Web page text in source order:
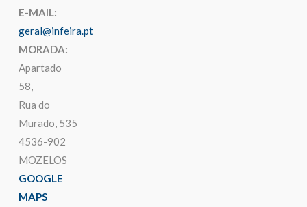
E-MAIL:
geral@infeira.pt
MORADA:
Apartado
58,
Rua do
Murado, 535
4536-902
MOZELOS
GOOGLE
MAPS